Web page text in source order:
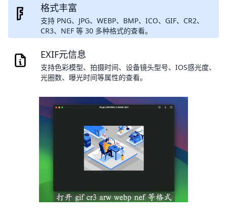
格式丰富
支持 PNG、JPG、WEBP、BMP、ICO、GIF、CR2、
CR3、NEF 等 30 多种格式的查看。
EXIF元信息
支持色彩模型、拍摄时间、设备镜头型号、IOS感光度、
光圈数、曝光时间等属性的查看。